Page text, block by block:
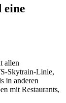
eine
allen
Skytrain-Linie,
in anderen
mit Restaurants,